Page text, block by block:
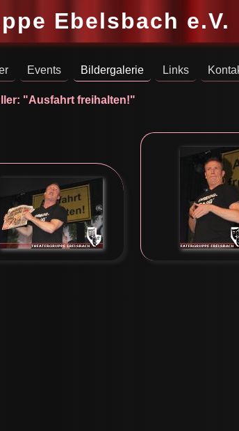
Ebelsbach e.V.
Events Bildergalerie Links
"Ausfahrt freihalten!"